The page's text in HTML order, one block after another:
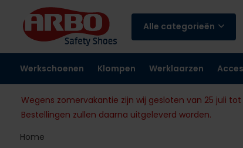
Alle categorieën
Werkschoenen Klompen Werklaarzen
Wegens zomervakantie zijn wij gesloten van 25 juli
Bestellingen zullen daarna uitgeleverd worden.
Home